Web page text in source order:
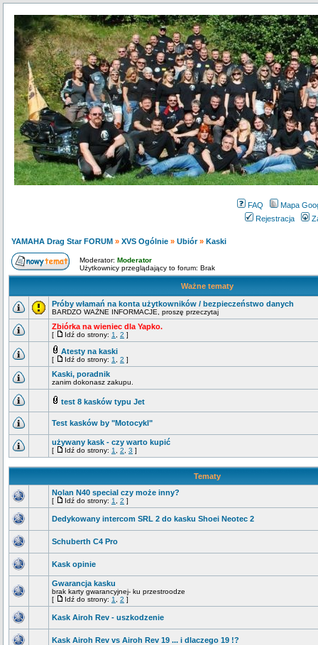
FAQ
Mapa
Rejestracja
YAMAHA Drag Star FORUM » XVS Ogólnie » Ubiór» Kaski
Moderator: Moderator
Użytkownicy przeglądający to forum: Brak
Ważne tematy
Próby włamań na konta użytkowników / bezpieczeństwo danych
BARDZO WAŻNE INFORMACJE, proszę przeczytaj
Zbiórka na wieniec dla Yapko.
[ Idź do strony: 1 2 ]
Atesty na kaski
[ Idź do strony: 1 2 ]
Kaski, poradnik
zanim dokonasz zakupu.
test 8 kasków typu Jet
Test kasków by "Motocykl"
używany kask - czy warto kupić
[ Idź do strony: 1 2 3 ]
Tematy
Nolan N40 special czy może inny?
[ Idź do strony: 1 2 ]
Dedykowany intercom SRL 2 do kasku Shoei Neotec 2
Schuberth C4 Pro
Kask opinie
Gwarancja kasku
brak karty gwarancyjnej- ku przestroodze
[
Idź do strony: 1 2 ]
Kask Airoh Rev - uszkodzenie
Kask Airoh Rev vs Airoh Rev 19 ... i dlaczego 19 !?